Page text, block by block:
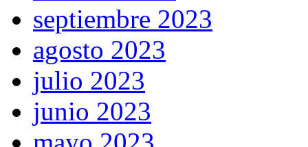
septiembre 2023
agosto 2023
julio 2023
junio 2023